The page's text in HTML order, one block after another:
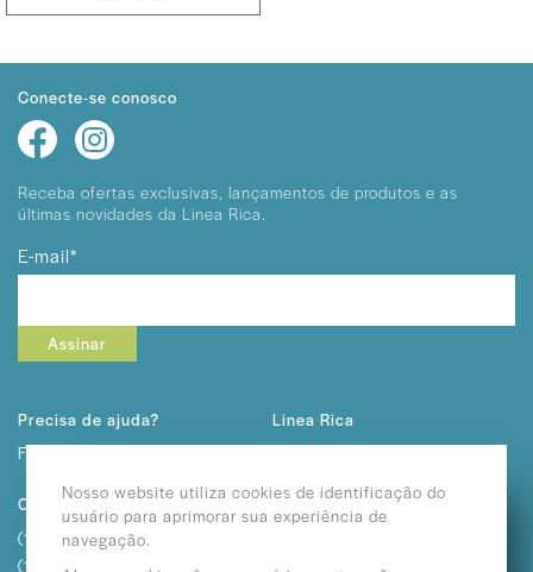
Conecte-se conosco
Receba ofertas exclusivas, lançamentos de produtos e as
últimas novidades da Linea Rica.
E-mail*
Assinar
Precisa de ajuda?
Fale conosco
Contato
(11) 2292-3232
(11) 2362-3611
Linea Rica
Sobre Nós
Nosso website utiliza cookies de identificação do
usuário para aprimorar sua experiência de
navegação.